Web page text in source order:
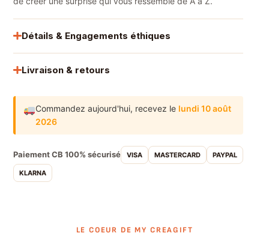
Détails & Engagements éthiques
Livraison & retours
Commandez aujourd'hui, recevez le lundi 10 août
2026
Paiement CB 100% sécurisé VISA MASTERCARD PAYPAL
KLARNA
LE COEUR DE MY CREAGIFT